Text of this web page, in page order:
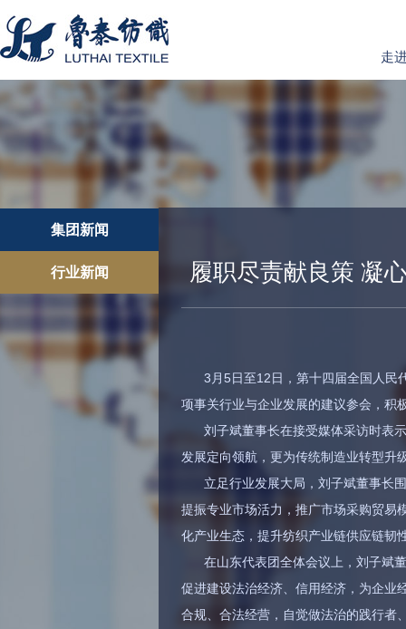
走
集团新闻
行业新闻 履职尽责献良策 凝
3月5日至12日，第十四届全国人民
项事关行业与企业发展的建议参会，积
刘子斌董事长在接受媒体采访时表
发展定向领航，更为传统制造业转型升
立足行业发展大局，刘子斌董事长
提振专业市场活力，推广市场采购贸易
化产业生态，提升纺织产业链供应链韧
在山东代表团全体会议上，刘子斌
促进建设法治经济、信用经济，为企业
合规、合法经营，自觉做法治的践行者